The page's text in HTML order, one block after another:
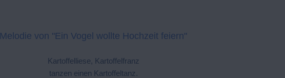
Melodie von "Ein Vogel wollte Hochzeit feiern"
Kartoffelliese, Kartoffelfranz
tanzen einen Kartoffeltanz.